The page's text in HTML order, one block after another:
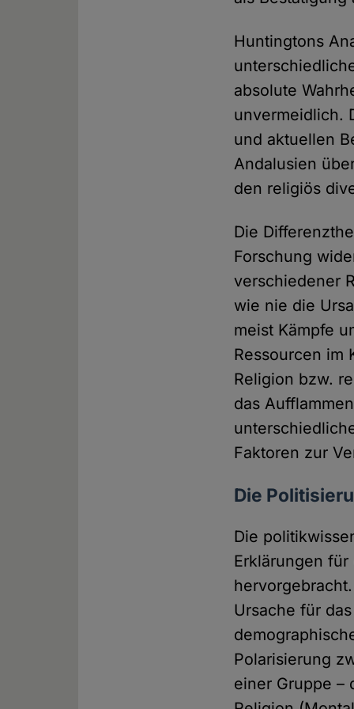
Huntingtons
absolute
unvermeidlich.
und aktuellen
Andalusien
den religiös
Die
Forschung
verschiedener
wie nie die
meist Kämpfe
Ressourcen im
Religion bzw.
das
Faktoren zur
Die
Die
Erklärungen
Ursache für
Polarisierung
einer Gruppe –